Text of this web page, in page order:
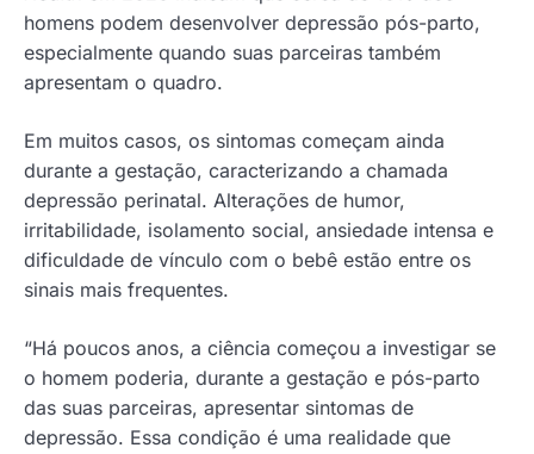
homens podem desenvolver depressão pós-parto,
especialmente quando suas parceiras também
apresentam o quadro.
Em muitos casos, os sintomas começam ainda
durante a gestação, caracterizando a chamada
depressão perinatal. Alterações de humor,
irritabilidade, isolamento social, ansiedade intensa e
dificuldade de vínculo com o bebê estão entre os
sinais mais frequentes.
“Há poucos anos, a ciência começou a investigar se
o homem poderia, durante a gestação e pós-parto
das suas parceiras, apresentar sintomas de
depressão. Essa condição é uma realidade que